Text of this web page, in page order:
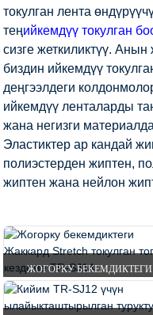
токулган лента
теңийкемдүү токулган
сизге жеткиликтүү. Анын
биздин ийкемдүү
деңгээлдеги
ийкемдүү ленталарды
жана негизги
Эластиктер ар кандай
полиэстерден жиптен,
жиптен жана нейлон
ЖОГОРКУ БЕКЕМДИКТЕГИ
ЖАККАРД STRETCH WOVEN